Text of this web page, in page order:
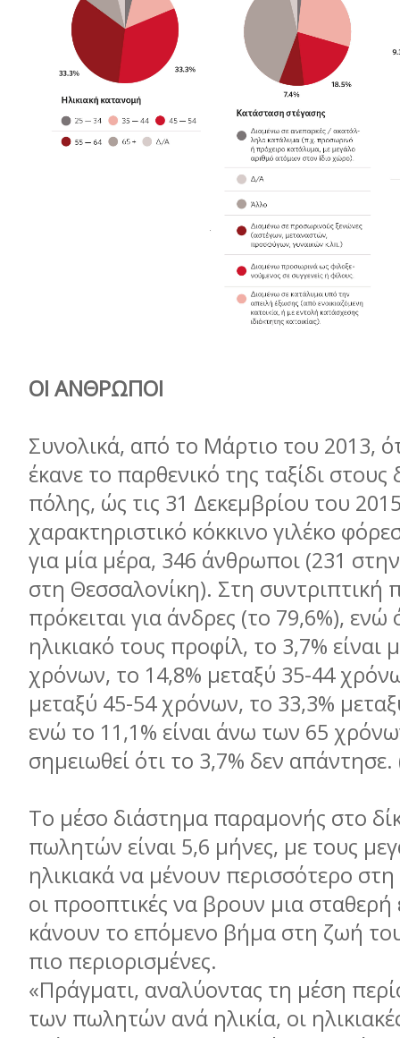
ΟΙ ΑΝΘΡΩΠΟΙ
Συνολικά, από το Μάρτιο του 2013,
έκανε το παρθενικό της ταξίδι
πόλης, ώς τις 31 Δεκεμβρίου του
χαρακτηριστικό κόκκινο γιλέκο
για μία μέρα, 346 άνθρωποι (231
στη Θεσσαλονίκη). Στη συντριπτική
πρόκειται για άνδρες (το 79,6%),
ηλικιακό τους προφίλ, το 3,7% είναι
χρόνων, το 14,8% μεταξύ 35-44
μεταξύ 45-54 χρόνων, το 33,3%
ενώ το 11,1% είναι άνω των 65
σημειωθεί ότι το 3,7% δεν
Το μέσο διάστημα παραμονής στο
πωλητών είναι 5,6 μήνες, με τους
ηλικιακά να μένουν περισσότερο
οι προοπτικές να βρουν μια σταθερή
κάνουν το επόμενο βήμα στη ζωή
πιο περιορισμένες.
«Πράγματι, αναλύοντας τη μέση
των πωλητών ανά ηλικία, οι